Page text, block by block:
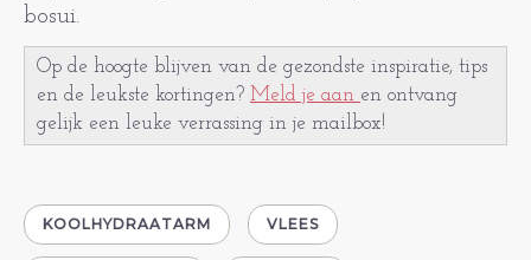
bosui.
Op de hoogte blijven van de gezondste inspiratie, tips
en de leukste kortingen? Meld je aan en ontvang
gelijk een leuke verrassing in je mailbox!
KOOLHYDRAATARM VLEES